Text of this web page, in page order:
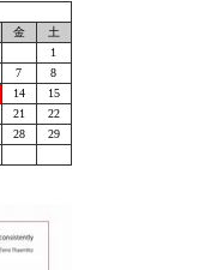
金
土
1
7
8
14
15
21
22
28
29